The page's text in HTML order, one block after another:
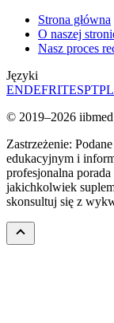
Strona główna
O naszej
Nasz proces
Języki
ENDEFRITESPTPL
© 2019–2026 iibmed
Zastrzeżenie:
edukacyjnym i
profesjonalna
jakichkolwiek
skonsultuj się z